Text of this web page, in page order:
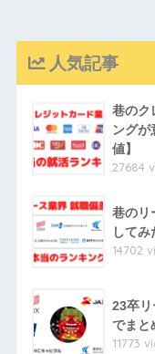
人気記事
巷のク
ングが
値】
27684
巷のリ
してみ
14702
23卒リ
でまと
11773